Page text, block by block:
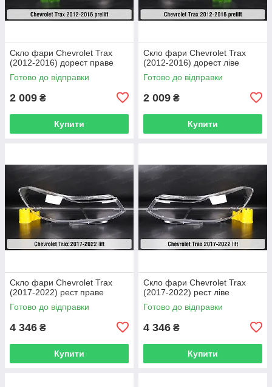
Скло фари Chevrolet Trax
(2012-2016) дорест праве
Готово до відправки
2 009 ₴
Купити
Скло фари Chevrolet Trax
(2012-2016) дорест ліве
Готово до відправки
2 009 ₴
Купити
Скло фари Chevrolet Trax
(2017-2022) рест праве
Готово до відправки
4 346 ₴
Купити
Скло фари Chevrolet Trax
(2017-2022) рест ліве
Готово до відправки
4 346 ₴
Купити